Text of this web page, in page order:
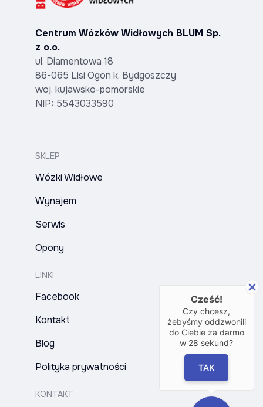
Centrum Wózków Widłowych BLUM Sp.
z o.o.
ul. Diamentowa 18
86-065 Lisi Ogon k. Bydgoszczy
woj. kujawsko-pomorskie
NIP: 5543033590
SKLEP
Wózki Widłowe
Wynajem
Serwis
Opony
LINKI
Facebook
Kontakt
Blog
Polityka prywatności
KONTAKT
Cześć!
Czy chcesz,
żebyśmy oddzwonili
do Ciebie za darmo
w 28 sekund?
TAK